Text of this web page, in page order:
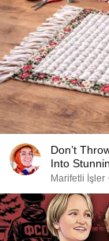
Don’t
Into
Marifetli İşler